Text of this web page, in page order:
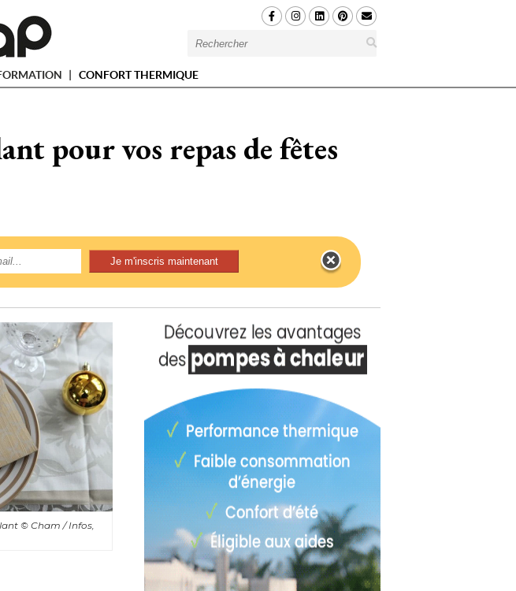
CONFORT THERMIQUE
pour vos repas de fêtes
© Cham / Infos,